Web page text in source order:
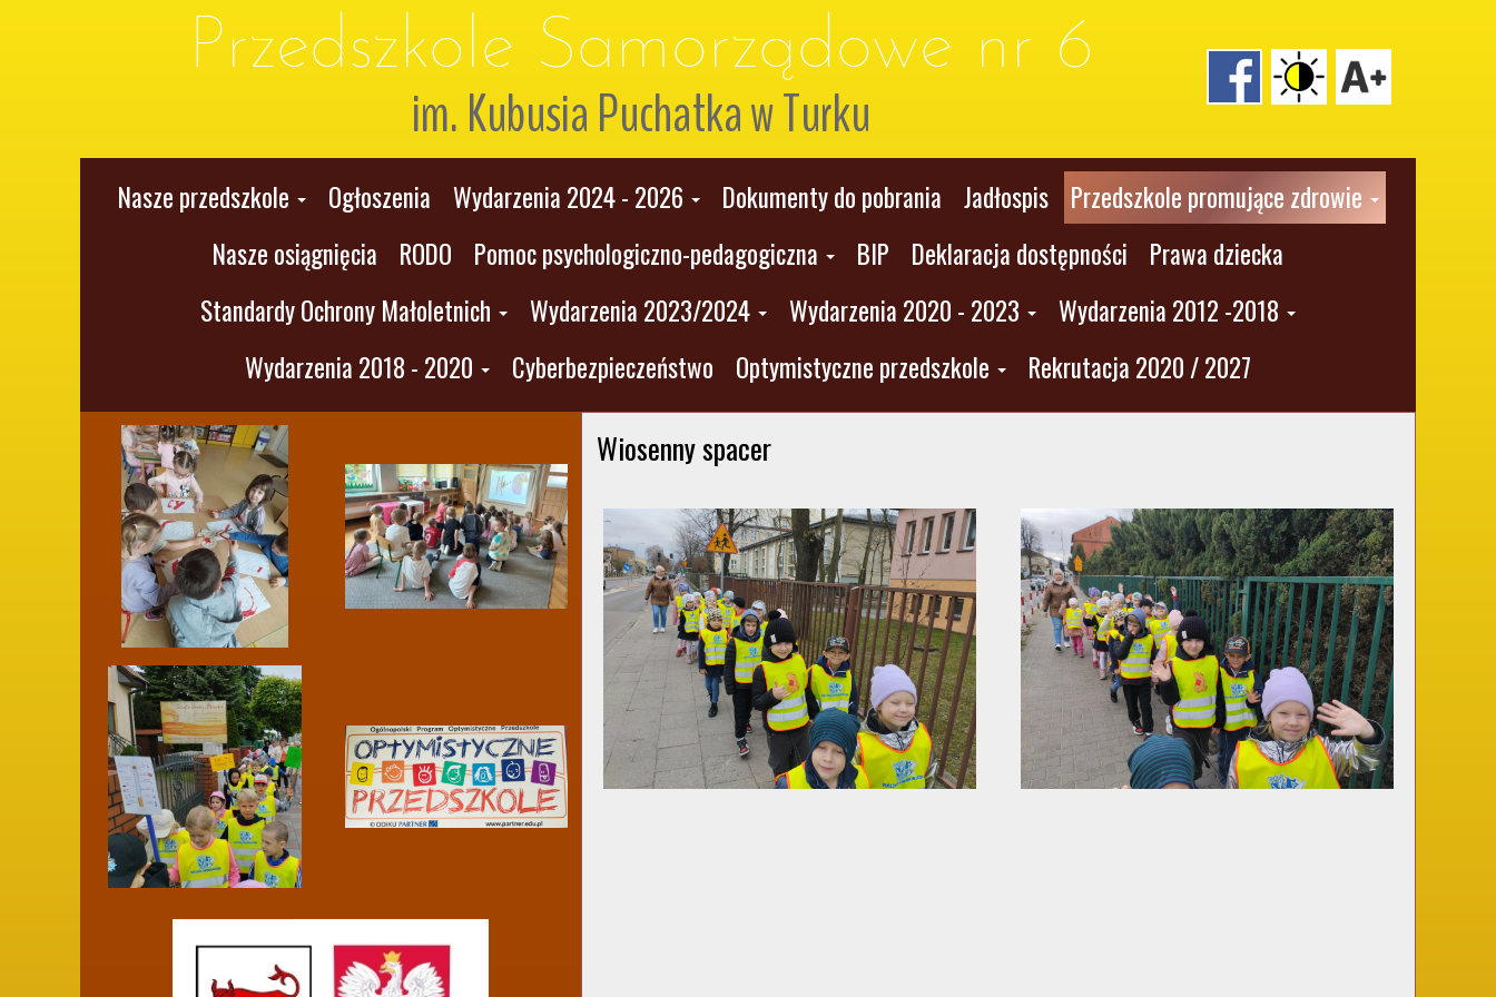
Przedszkole Samorządowe nr 6
im. Kubusia Puchatka w Turku
Nasze przedszkole Ogłoszenia Wydarzenia 2024 - 2026 Dokumenty do pobrania Jadłospis
Przedszkole promujące zdrowie
Nasze osiągnięcia
RODO Pomoc psychologiczno-pedagogiczna BIP Deklaracja dostępności
Prawa dziecka
Standardy Ochrony Małoletnich
Wydarzenia 2023/2024 Wydarzenia 2020 - 2023
Wydarzenia 2012 -2018
Wydarzenia 2018 - 2020
Cyberbezpieczeństwo Optymistyczne przedszkole Rekrutacja 2020 / 2027
Wiosenny spacer